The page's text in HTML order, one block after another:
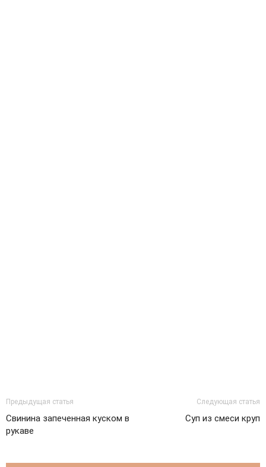
Предыдущая статья
Свинина запеченная куском в
рукаве
Следующая статья
Суп из смеси круп